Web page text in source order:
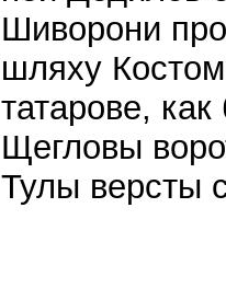
Шиворони
шляху
татарове,
Щегловы
Тулы версты